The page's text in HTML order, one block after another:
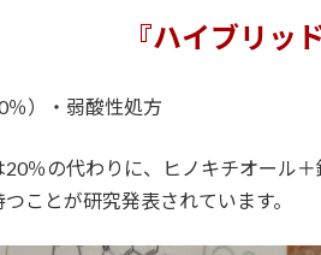
『ハイブリッ
％）・弱酸性処方
％の代わりに、ヒノキチオール
ことが研究発表されています。